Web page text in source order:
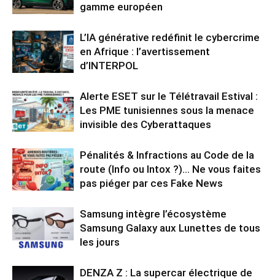
gamme européen
L’IA générative redéfinit le cybercrime
en Afrique : l’avertissement
d’INTERPOL
Alerte ESET sur le Télétravail Estival :
Les PME tunisiennes sous la menace
invisible des Cyberattaques
Pénalités & Infractions au Code de la
route (Info ou Intox ?)… Ne vous faites
pas piéger par ces Fake News
Samsung intègre l’écosystème
Samsung Galaxy aux Lunettes de tous
les jours
DENZA Z : La supercar électrique de